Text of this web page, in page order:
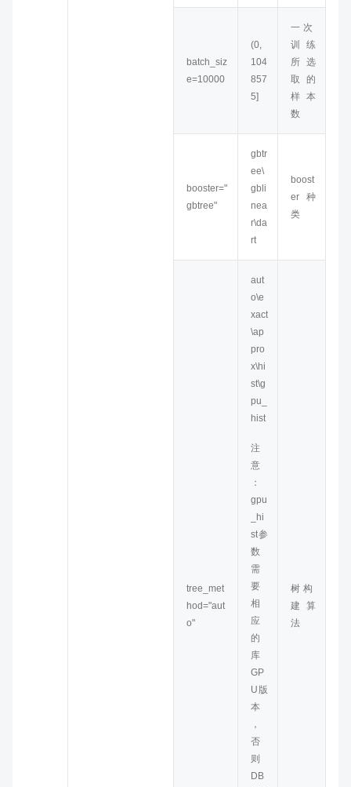
batch_siz
e=10000
(0,
104
857
5]
一次
训练
所选
取的
样本
数
booster="
gbtree"
gbtr
ee\
gbli
nea
r\da
rt
boost
er种
类
tree_met
hod="aut
o"
aut
o\e
xact
\ap
pro
x\hi
st\g
pu_
hist
注
意
：
gpu
_hi
st参
数
需
要
相
应
的
库
GP
U版
本
，
否
则
DB
树构
建算
法